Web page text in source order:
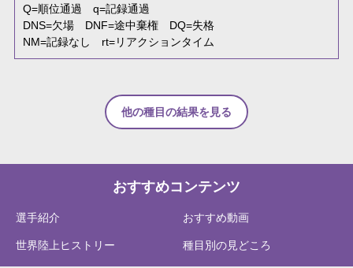
Q=順位通過 q=記録通過
DNS=欠場 DNF=途中棄権 DQ=失格
NM=記録なし rt=リアクションタイム
他の種目の結果を見る
おすすめコンテンツ
選手紹介 おすすめ動画
世界陸上ヒストリー 種目別の見どころ